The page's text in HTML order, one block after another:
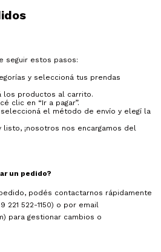
seguir estos pasos:
y seleccioná tus prendas
los productos al carrito.
clic en “Ir a pagar”.
el método de envío y elegí la
listo, ¡nosotros nos encargamos del
un pedido?
podés contactarnos rápidamente
221 522-1150) o por email
) para gestionar cambios o